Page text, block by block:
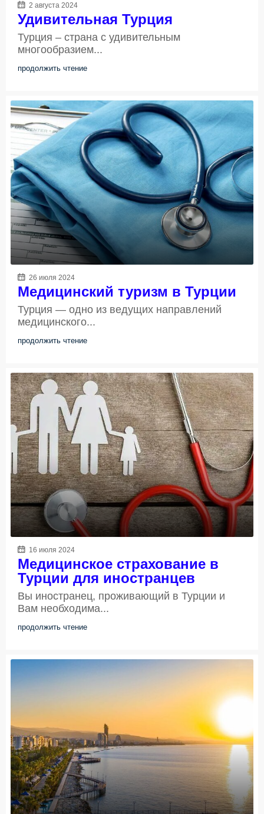
2 августа 2024
Удивительная Турция
Турция – страна с удивительным
многообразием...
продолжить чтение
26 июля 2024
Медицинский туризм в Турции
Турция — одно из ведущих направлений
медицинского...
продолжить чтение
16 июля 2024
Медицинское страхование в
Турции для иностранцев
Вы иностранец, проживающий в Турции и
Вам необходима...
продолжить чтение